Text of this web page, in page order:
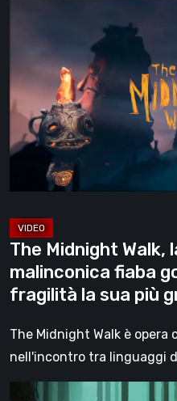
la
recensione:
una
malinconica
gotica
trova
nella
fragilità
la
forza
The Midnight Walk,
malinconica fiaba
fragilità la sua più
The Midnight Walk è
nell'incontro tra linguaggi
Legacy